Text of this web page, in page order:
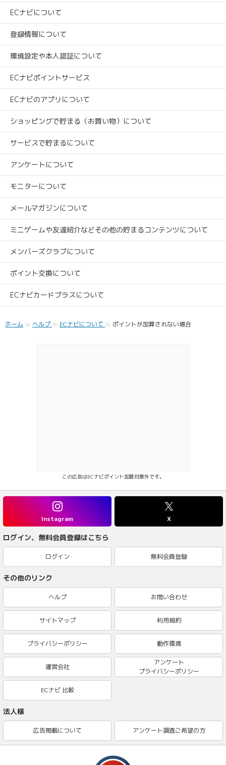
ECナビについて
登録情報について
環境設定や本人認証について
ECナビポイントサービス
ECナビのアプリについて
ショッピングで貯まる（お買い物）について
サービスで貯まるについて
アンケートについて
モニターについて
メールマガジンについて
ミニゲームや友達紹介などその他の貯まるコンテンツについて
メンバーズクラブについて
ポイント交換について
ECナビカードプラスについて
ホーム ヘルプ ECナビについて ポイントが加算されない場合
この広告はECナビポイント加算対象外です。
Instagram X
ログイン、無料会員登録はこちら
ログイン 無料会員登録
その他のリンク
ヘルプ お問い合わせ
サイトマップ 利用規約
プライバシーポリシー 動作環境
運営会社
アンケート
プライバシーポリシー
ECナビ 比較
法人様
広告掲載について アンケート調査ご希望の方